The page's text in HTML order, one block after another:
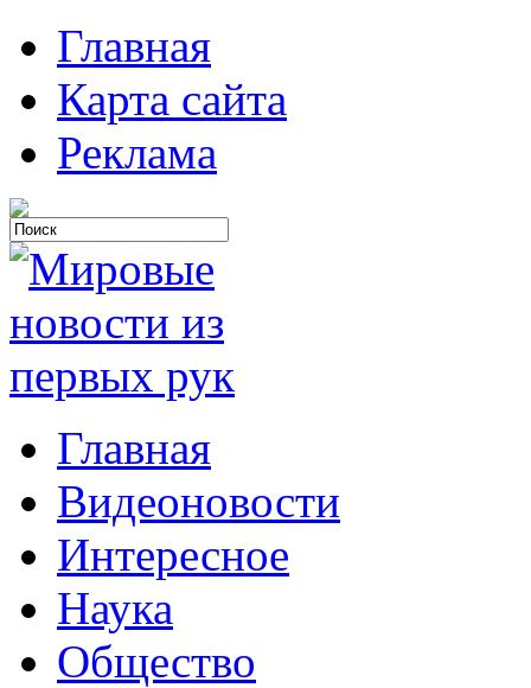
Главная
Карта сайта
Реклама
Главная
Видеоновости
Интересное
Наука
Общество